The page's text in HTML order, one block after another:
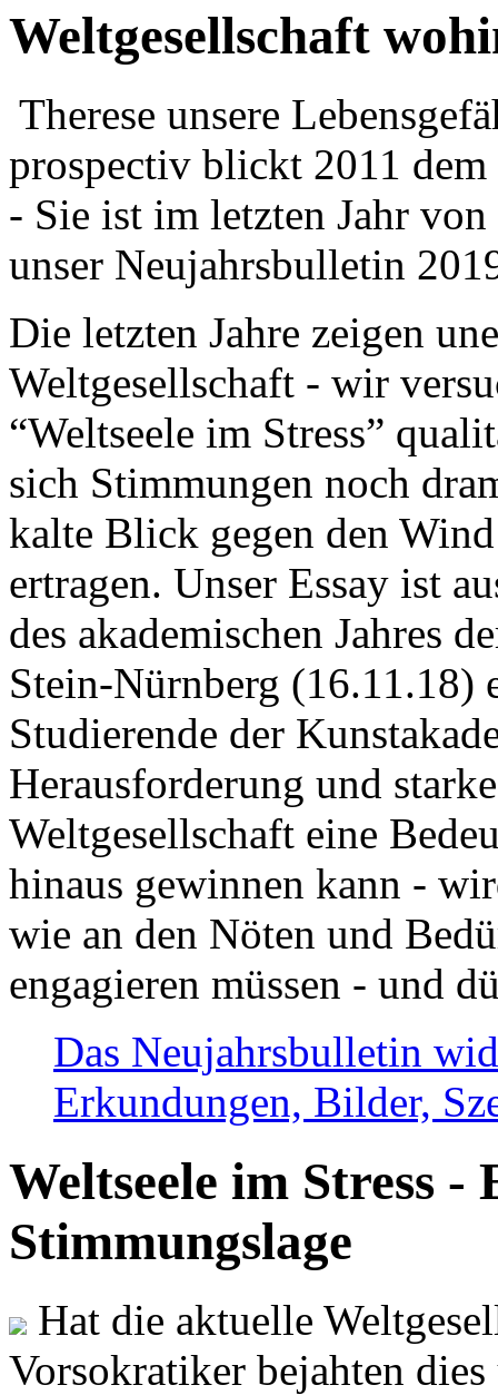
Weltgesellschaft
Therese unsere
prospectiv blickt 2011
- Sie ist im letzten Jahr
unser Neujahrsbulletin
Die letzten Jahre zeigen
Weltgesellschaft - wir
“Weltseele im Stress”
sich Stimmungen noch
kalte Blick gegen den
ertragen. Unser Essay ist
des akademischen Jahres
Stein-Nürnberg (16.11.18)
Studierende der
Herausforderung und
Weltgesellschaft eine
hinaus gewinnen kann -
wie an den Nöten und
engagieren müssen - und
Das Neujahrsbulletin
Erkundungen, Bilder,
Weltseele im Stress -
Stimmungslage
Hat die aktuelle
Vorsokratiker bejahten